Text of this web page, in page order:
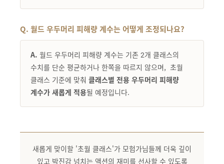
Q. 월드 우두머리 피해량 계수는 어떻게 조정되나요?
A. 월드 우두머리 피해량 계수는 기존 2개 클래스의
수치를 단순 평균하거나 한쪽을 따르지 않으며, 초월
클래스 기준에 맞춰 클래스별 전용 우두머리 피해량
계수가 새롭게 적용될 예정입니다.
새롭게 맞이할 '초월 클래스'가 모험가님들께 더욱 깊이
있고 박진감 넘치는 액션의 재미를 선사할 수 있도록